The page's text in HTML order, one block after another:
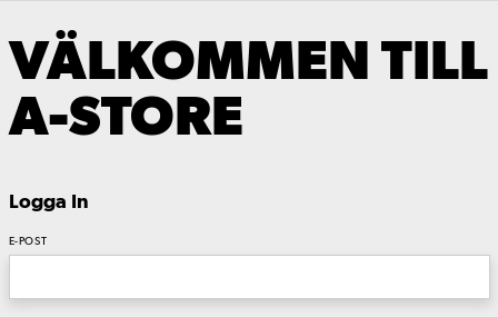
VÄLKOMMEN TILL
A-STORE
Logga In
E-POST